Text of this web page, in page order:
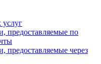
предоставляемые по
предоставляемые через